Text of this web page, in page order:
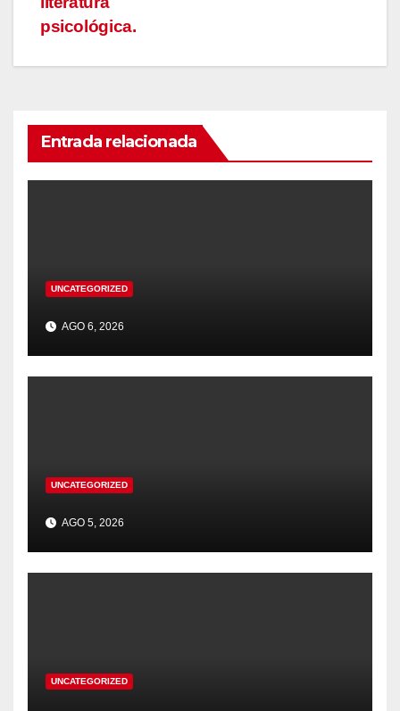
psicológica.
Entrada relacionada
UNCATEGORIZED
AGO 6, 2026
UNCATEGORIZED
AGO 5, 2026
UNCATEGORIZED